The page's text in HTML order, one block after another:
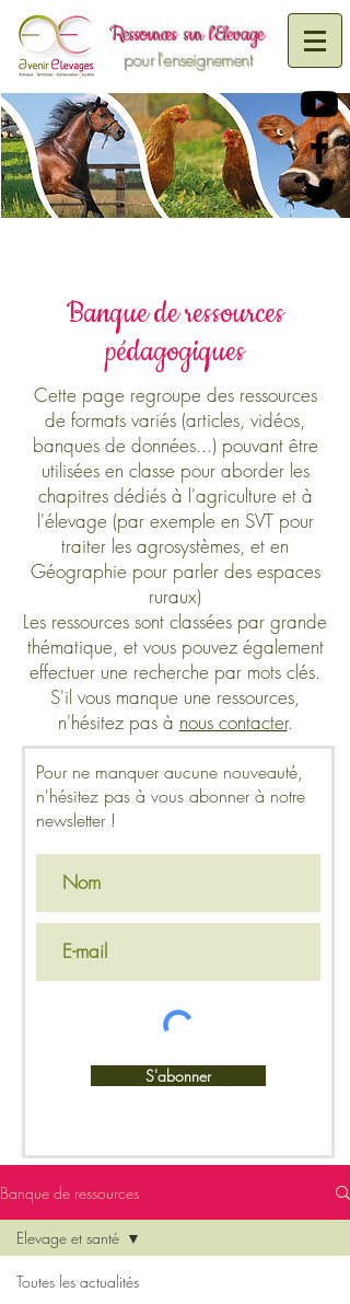
Ressources sur l'Elevage
pour l'enseignement
Banque de ressources
pédagogiques
Cette page regroupe des ressources
de formats variés (articles, vidéos,
banques de données...) pouvant être
utilisées en classe pour aborder les
chapitres dédiés à l'agriculture et à
l'élevage (par exemple en SVT pour
traiter les agrosystèmes, et en
Géographie pour parler des espaces
ruraux)
Les ressources sont classées par grande
thématique, et vous pouvez également
effectuer une recherche par mots clés.
S'il vous manque une ressources,
n'hésitez pas à nous contacter.
Pour ne manquer aucune nouveauté,
n'hésitez pas à vous abonner à notre
newsletter !
S'abonner
Banque de ressources
Toutes les actualités
Elevage et santé